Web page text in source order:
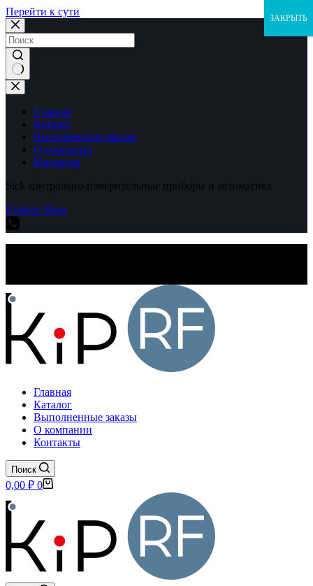
Перейти к сути
Ничего
не
найденоГлавная
Каталог
Выполненные заказы
О компании
Контакты
Sick контрольно-измерительные приборы и автоматика
Explore Shop
Главная
Каталог
Выполненные заказы
О компании
Контакты
Поиск
Корзина
0,00 ₽ 0
ЗАКРЫТЬ